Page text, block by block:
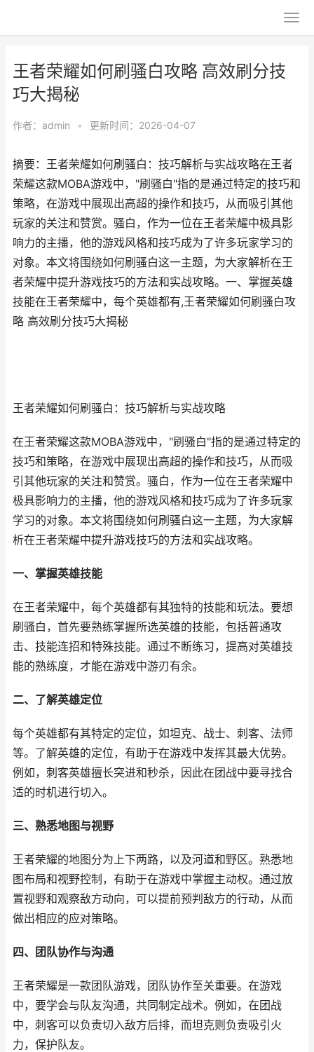
王者荣耀如何刷骚白攻略 高效刷分技
巧大揭秘
作者： admin • 更新时间：2026-04-07
摘要：王者荣耀如何刷骚白：技巧解析与实战攻略在王者
荣耀这款MOBA游戏中，"刷骚白"指的是通过特定的技巧和
策略，在游戏中展现出高超的操作和技巧，从而吸引其他
玩家的关注和赞赏。骚白，作为一位在王者荣耀中极具影
响力的主播，他的游戏风格和技巧成为了许多玩家学习的
对象。本文将围绕如何刷骚白这一主题，为大家解析在王
者荣耀中提升游戏技巧的方法和实战攻略。一、掌握英雄
技能在王者荣耀中，每个英雄都有,王者荣耀如何刷骚白攻
略 高效刷分技巧大揭秘
王者荣耀如何刷骚白：技巧解析与实战攻略
在王者荣耀这款MOBA游戏中，"刷骚白"指的是通过特定的
技巧和策略，在游戏中展现出高超的操作和技巧，从而吸
引其他玩家的关注和赞赏。骚白，作为一位在王者荣耀中
极具影响力的主播，他的游戏风格和技巧成为了许多玩家
学习的对象。本文将围绕如何刷骚白这一主题，为大家解
析在王者荣耀中提升游戏技巧的方法和实战攻略。
一、掌握英雄技能
在王者荣耀中，每个英雄都有其独特的技能和玩法。要想
刷骚白，首先要熟练掌握所选英雄的技能，包括普通攻
击、技能连招和特殊技能。通过不断练习，提高对英雄技
能的熟练度，才能在游戏中游刃有余。
二、了解英雄定位
每个英雄都有其特定的定位，如坦克、战士、刺客、法师
等。了解英雄的定位，有助于在游戏中发挥其最大优势。
例如，刺客英雄擅长突进和秒杀，因此在团战中要寻找合
适的时机进行切入。
三、熟悉地图与视野
王者荣耀的地图分为上下两路，以及河道和野区。熟悉地
图布局和视野控制，有助于在游戏中掌握主动权。通过放
置视野和观察敌方动向，可以提前预判敌方的行动，从而
做出相应的应对策略。
四、团队协作与沟通
王者荣耀是一款团队游戏，团队协作至关重要。在游戏
中，要学会与队友沟通，共同制定战术。例如，在团战
中，刺客可以负责切入敌方后排，而坦克则负责吸引火
力，保护队友。